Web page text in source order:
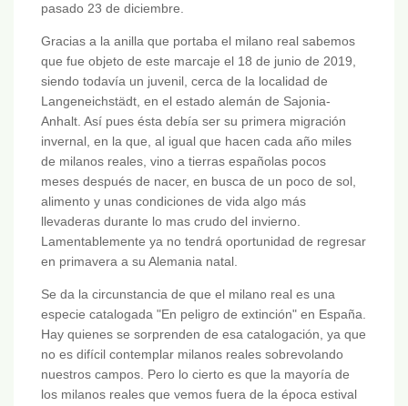
pasado 23 de diciembre.
Gracias a la anilla que portaba el milano real sabemos
que fue objeto de este marcaje el 18 de junio de 2019,
siendo todavía un juvenil, cerca de la localidad de
Langeneichstädt, en el estado alemán de Sajonia-
Anhalt. Así pues ésta debía ser su primera migración
invernal, en la que, al igual que hacen cada año miles
de milanos reales, vino a tierras españolas pocos
meses después de nacer, en busca de un poco de sol,
alimento y unas condiciones de vida algo más
llevaderas durante lo mas crudo del invierno.
Lamentablemente ya no tendrá oportunidad de regresar
en primavera a su Alemania natal.
Se da la circunstancia de que el milano real es una
especie catalogada "En peligro de extinción" en España.
Hay quienes se sorprenden de esa catalogación, ya que
no es difícil contemplar milanos reales sobrevolando
nuestros campos. Pero lo cierto es que la mayoría de
los milanos reales que vemos fuera de la época estival